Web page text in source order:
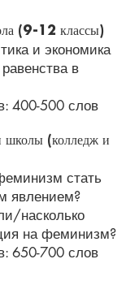
(9-12 классы)
и экономика
в
400-500 слов
школы (колледж и
стать
явлением?
насколько
на феминизм?
650-700 слов